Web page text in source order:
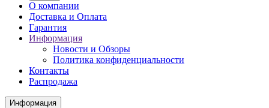
О компании
Доставка и Оплата
Гарантия
Информация
Новости и Обзоры
Политика конфиденциальности
Контакты
Распродажа
Информация